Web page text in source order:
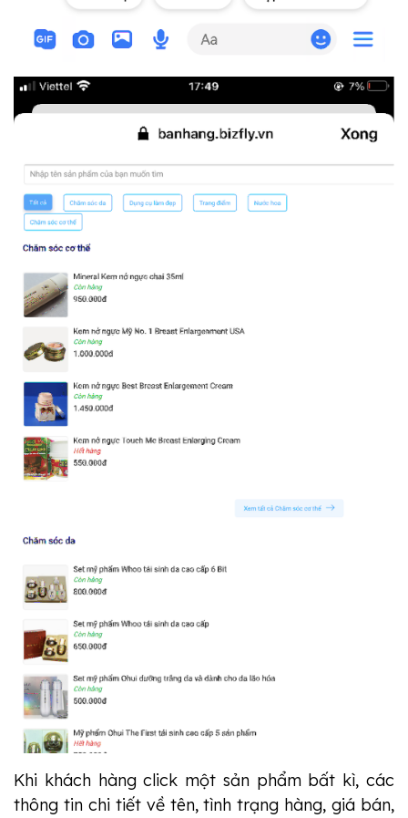
Khi khách hàng click một sản phẩm bất kì, các
thông tin chi tiết về tên, tình trạng hàng, giá bán,